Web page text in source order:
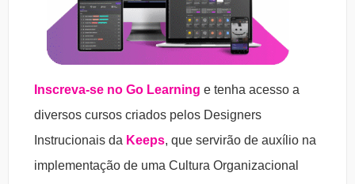
Inscreva-se no Go Learning e tenha acesso a
diversos cursos criados pelos Designers
Instrucionais da Keeps, que servirão de auxílio na
implementação de uma Cultura Organizacional